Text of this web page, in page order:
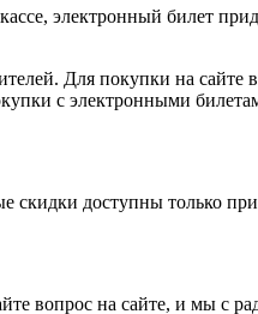
электронный билет
Для покупки на сайте
с электронными
доступны только при
вопрос на сайте, и мы с